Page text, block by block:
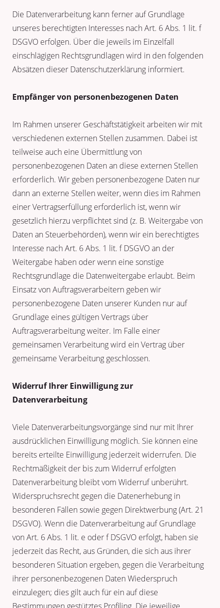
Die Datenverarbeitung kann ferner auf Grundlage
unseres berechtigten Interesses nach Art. 6 Abs. 1 lit. f
DSGVO erfolgen. Über die jeweils im Einzelfall
einschlägigen Rechtsgrundlagen wird in den folgenden
Absätzen dieser Datenschutzerklärung informiert.
Empfänger von personenbezogenen Daten
Im Rahmen unserer Geschäftstätigkeit arbeiten wir mit
verschiedenen externen Stellen zusammen. Dabei ist
teilweise auch eine Übermittlung von
personenbezogenen Daten an diese externen Stellen
erforderlich. Wir geben personenbezogene Daten nur
dann an externe Stellen weiter, wenn dies im Rahmen
einer Vertragserfüllung erforderlich ist, wenn wir
gesetzlich hierzu verpflichtet sind (z. B. Weitergabe von
Daten an Steuerbehörden), wenn wir ein berechtigtes
Interesse nach Art. 6 Abs. 1 lit. f DSGVO an der
Weitergabe haben oder wenn eine sonstige
Rechtsgrundlage die Datenweitergabe erlaubt. Beim
Einsatz von Auftragsverarbeitern geben wir
personenbezogene Daten unserer Kunden nur auf
Grundlage eines gültigen Vertrags über
Auftragsverarbeitung weiter. Im Falle einer
gemeinsamen Verarbeitung wird ein Vertrag über
gemeinsame Verarbeitung geschlossen.
Widerruf Ihrer Einwilligung zur
Datenverarbeitung
Viele Datenverarbeitungsvorgänge sind nur mit Ihrer
ausdrücklichen Einwilligung möglich. Sie können eine
bereits erteilte Einwilligung jederzeit widerrufen. Die
Rechtmäßigkeit der bis zum Widerruf erfolgten
Datenverarbeitung bleibt vom Widerruf unberührt.
Widerspruchsrecht gegen die Datenerhebung in
besonderen Fällen sowie gegen Direktwerbung (Art. 21
DSGVO). Wenn die Datenverarbeitung auf Grundlage
von Art. 6 Abs. 1 lit. e oder f DSGVO erfolgt, haben sie
jederzeit das Recht, aus Gründen, die sich aus ihrer
besonderen Situation ergeben, gegen die Verarbeitung
ihrer personenbezogenen Daten Wiederspruch
einzulegen; dies gilt auch für ein auf diese